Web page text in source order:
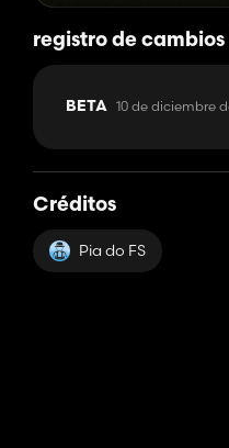
registro de cambios
BETA 10 de diciembre
Créditos
Pia do FS